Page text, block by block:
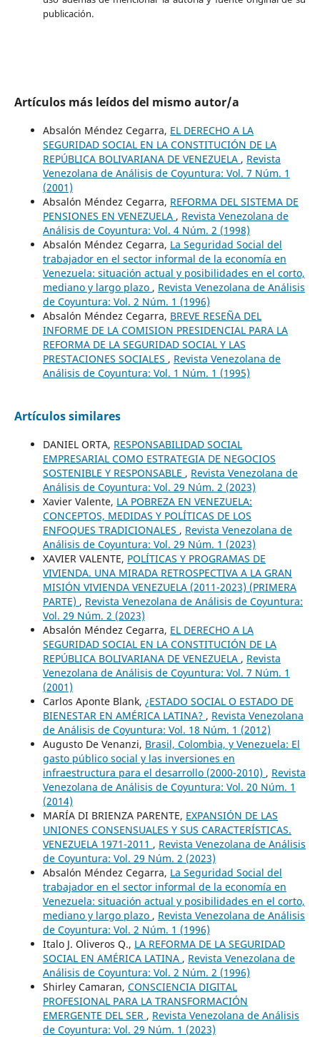
publicación.
Artículos más leídos del mismo autor/a
Absalón Méndez Cegarra, EL DERECHO A LA
SEGURIDAD SOCIAL EN LA CONSTITUCIÓN DE LA
REPÚBLICA BOLIVARIANA DE VENEZUELA , Revista
Venezolana de Análisis de Coyuntura: Vol. 7 Núm. 1
(2001)
Absalón Méndez Cegarra, REFORMA DEL SISTEMA DE
PENSIONES EN VENEZUELA , Revista Venezolana de
Análisis de Coyuntura: Vol. 4 Núm. 2 (1998)
Absalón Méndez Cegarra, La Seguridad Social del
trabajador en el sector informal de la economía en
Venezuela: situación actual y posibilidades en el corto,
mediano y largo plazo , Revista Venezolana de Análisis
de Coyuntura: Vol. 2 Núm. 1 (1996)
Absalón Méndez Cegarra, BREVE RESEÑA DEL
INFORME DE LA COMISION PRESIDENCIAL PARA LA
REFORMA DE LA SEGURIDAD SOCIAL Y LAS
PRESTACIONES SOCIALES , Revista Venezolana de
Análisis de Coyuntura: Vol. 1 Núm. 1 (1995)
Artículos similares
DANIEL ORTA, RESPONSABILIDAD SOCIAL
EMPRESARIAL COMO ESTRATEGIA DE NEGOCIOS
SOSTENIBLE Y RESPONSABLE , Revista Venezolana de
Análisis de Coyuntura: Vol. 29 Núm. 2 (2023)
Xavier Valente, LA POBREZA EN VENEZUELA:
CONCEPTOS, MEDIDAS Y POLÍTICAS DE LOS
ENFOQUES TRADICIONALES , Revista Venezolana de
Análisis de Coyuntura: Vol. 29 Núm. 1 (2023)
XAVIER VALENTE, POLÍTICAS Y PROGRAMAS DE
VIVIENDA. UNA MIRADA RETROSPECTIVA A LA GRAN
MISIÓN VIVIENDA VENEZUELA (2011-2023) (PRIMERA
PARTE) , Revista Venezolana de Análisis de Coyuntura:
Vol. 29 Núm. 2 (2023)
Absalón Méndez Cegarra, EL DERECHO A LA
SEGURIDAD SOCIAL EN LA CONSTITUCIÓN DE LA
REPÚBLICA BOLIVARIANA DE VENEZUELA , Revista
Venezolana de Análisis de Coyuntura: Vol. 7 Núm. 1
(2001)
Carlos Aponte Blank, ¿ESTADO SOCIAL O ESTADO DE
BIENESTAR EN AMÉRICA LATINA? , Revista Venezolana
de Análisis de Coyuntura: Vol. 18 Núm. 1 (2012)
Augusto De Venanzi, Brasil, Colombia, y Venezuela: El
gasto público social y las inversiones en
infraestructura para el desarrollo (2000-2010) , Revista
Venezolana de Análisis de Coyuntura: Vol. 20 Núm. 1
(2014)
MARÍA DI BRIENZA PARENTE, EXPANSIÓN DE LAS
UNIONES CONSENSUALES Y SUS CARACTERÍSTICAS.
VENEZUELA 1971-2011 , Revista Venezolana de Análisis
de Coyuntura: Vol. 29 Núm. 2 (2023)
Absalón Méndez Cegarra, La Seguridad Social del
trabajador en el sector informal de la economía en
Venezuela: situación actual y posibilidades en el corto,
mediano y largo plazo , Revista Venezolana de Análisis
de Coyuntura: Vol. 2 Núm. 1 (1996)
Italo J. Oliveros Q., LA REFORMA DE LA SEGURIDAD
SOCIAL EN AMÉRICA LATINA , Revista Venezolana de
Análisis de Coyuntura: Vol. 2 Núm. 2 (1996)
Shirley Camaran, CONSCIENCIA DIGITAL
PROFESIONAL PARA LA TRANSFORMACIÓN
EMERGENTE DEL SER , Revista Venezolana de Análisis
de Coyuntura: Vol. 29 Núm. 1 (2023)